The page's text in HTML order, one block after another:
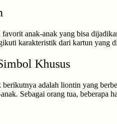
anak-anak yang bisa
karakteristik dari kartun yang
Khusus
adalah liontin yang
Sebagai orang tua, beberapa